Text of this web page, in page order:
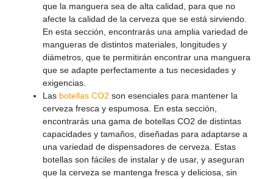
que la manguera sea de alta calidad, para que no
afecte la calidad de la cerveza que se está sirviendo.
En esta sección, encontrarás una amplia variedad de
mangueras de distintos materiales, longitudes y
diámetros, que te permitirán encontrar una manguera
que se adapte perfectamente a tus necesidades y
exigencias.
Las botellas CO2 son esenciales para mantener la
cerveza fresca y espumosa. En esta sección,
encontrarás una gama de botellas CO2 de distintas
capacidades y tamaños, diseñadas para adaptarse a
una variedad de dispensadores de cerveza. Estas
botellas son fáciles de instalar y de usar, y aseguran
que la cerveza se mantenga fresca y deliciosa, sin